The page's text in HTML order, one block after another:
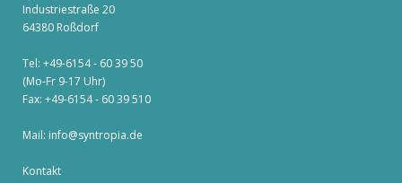
Industriestraße 20
64380 Roßdorf
Tel: +49-6154 - 60 39 50
(Mo-Fr 9-17 Uhr)
Fax: +49-6154 - 60 39 510
Mail: info@syntropia.de
Kontakt